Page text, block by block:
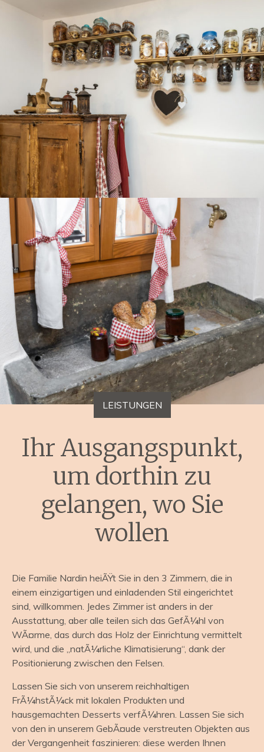
LEISTUNGEN
Ihr Ausgangspunkt,
um dorthin zu
gelangen, wo Sie
wollen
Die Familie Nardin heiÃŸt Sie in den 3 Zimmern, die in
einem einzigartigen und einladenden Stil eingerichtet
sind, willkommen. Jedes Zimmer ist anders in der
Ausstattung, aber alle teilen sich das GefÃ¼hl von
WÃ¤rme, das durch das Holz der Einrichtung vermittelt
wird, und die „natÃ¼rliche Klimatisierung“, dank der
Positionierung zwischen den Felsen.
Lassen Sie sich von unserem reichhaltigen
FrÃ¼hstÃ¼ck mit lokalen Produkten und
hausgemachten Desserts verfÃ¼hren. Lassen Sie sich
von den in unserem GebÃ¤ude verstreuten Objekten aus
der Vergangenheit faszinieren: diese werden Ihnen